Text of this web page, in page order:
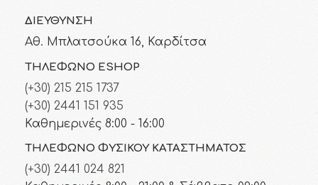
ΔΙΕΎΘΥΝΣΗ
Αθ. Μπλατσούκα 16, Καρδίτσα
ΤΗΛΈΦΩΝΟ ESHOP
(+30) 215 215 1737
(+30) 2441 151 935
Καθημερινές 8:00 - 16:00
ΤΗΛΈΦΩΝΟ ΦΥΣΙΚΟΎ ΚΑΤΑΣΤΉΜΑΤΟΣ
(+30) 2441 024 821